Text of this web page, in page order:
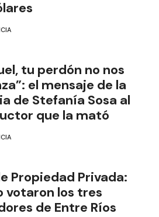
tu perdón no nos
el mensaje de la
de Stefanía Sosa al
que la mató
Propiedad Privada:
votaron los tres
de Entre Ríos